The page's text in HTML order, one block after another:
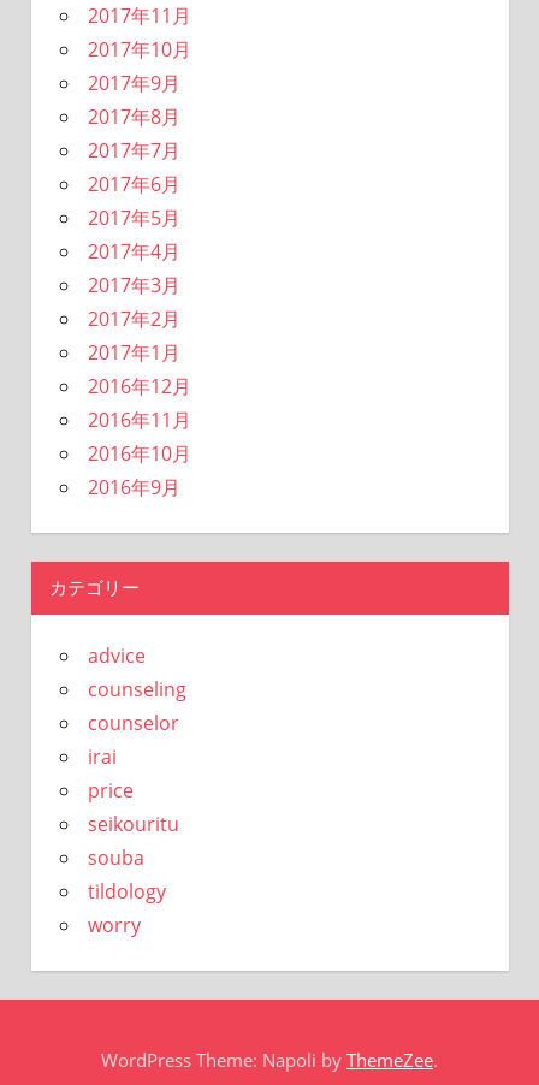
2017年11月
2017年10月
2017年9月
2017年8月
2017年7月
2017年6月
2017年5月
2017年4月
2017年3月
2017年2月
2017年1月
2016年12月
2016年11月
2016年10月
2016年9月
カテゴリー
advice
counseling
counselor
irai
price
seikouritu
souba
tildology
worry
WordPress Theme: Napoli by ThemeZee.